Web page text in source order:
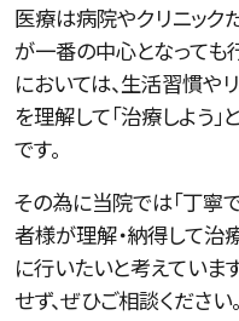
医療は病院やクリニック
が一番の中心となっても
においては、生活習慣や
を理解して「治療しよう
です。
その為に当院では「丁寧
者様が理解・納得して
に行いたいと考えていま
せず、ぜひご相談ください。